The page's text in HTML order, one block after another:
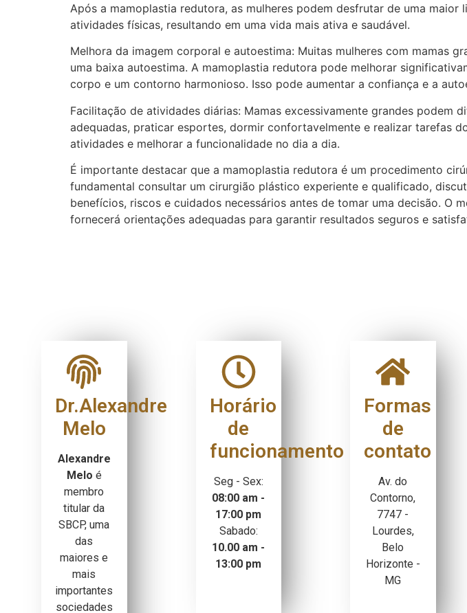
Após a mamoplastia redutora, as mulheres podem desfrutar de uma
atividades físicas, resultando em uma vida mais ativa e saudável.
Melhora da imagem corporal e autoestima: Muitas mulheres com mamas
uma baixa autoestima. A mamoplastia redutora pode melhorar
corpo e um contorno harmonioso. Isso pode aumentar a confiança e a
Facilitação de atividades diárias: Mamas excessivamente grandes
adequadas, praticar esportes, dormir confortavelmente e realizar tarefas
atividades e melhorar a funcionalidade no dia a dia.
É importante destacar que a mamoplastia redutora é um procedimento
fundamental consultar um cirurgião plástico experiente e qualificado,
benefícios, riscos e cuidados necessários antes de tomar uma decisão. O
fornecerá orientações adequadas para garantir resultados seguros e
Dr.Alexandre
Melo
Alexandre
Melo é
membro
titular da
SBCP, uma
das
maiores e
mais
importantes
sociedades
Horário
de
funcionamento
Seg - Sex:
08:00 am -
17:00 pm
Sabado:
10.00 am -
13:00 pm
Formas
de
contato
Av. do
Contorno,
7747 -
Lourdes,
Belo
Horizonte -
MG